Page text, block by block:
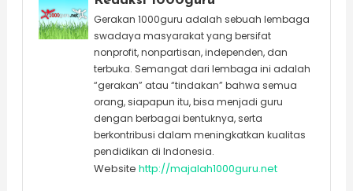
Gerakan 1000guru adalah sebuah lembaga
swadaya masyarakat yang bersifat
nonprofit, nonpartisan, independen, dan
terbuka. Semangat dari lembaga ini adalah
“gerakan” atau “tindakan” bahwa semua
orang, siapapun itu, bisa menjadi guru
dengan berbagai bentuknya, serta
berkontribusi dalam meningkatkan kualitas
pendidikan di Indonesia.
Website http://majalah1000guru.net